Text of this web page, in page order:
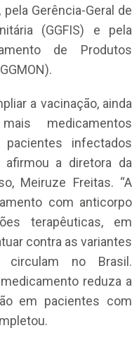
Gerência-Geral de
(GGFIS) e pela
de Produtos
a vacinação, ainda
medicamentos
infectados
afirmou a diretora da
Meiruze Freitas. “A
com anticorpo
terapêuticas, em
contra as variantes
no Brasil.
reduza a
em pacientes com